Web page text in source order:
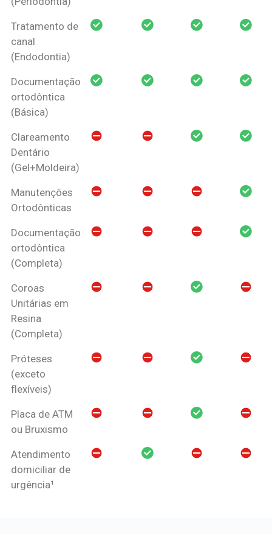
Tratamento de
canal
(Endodontia)
Documentação
ortodôntica
(Básica)
Clareamento
Dentário
(Gel+Moldeira)
Manutenções
Ortodônticas
Documentação
ortodôntica
(Completa)
Coroas
Unitárias em
Resina
(Completa)
Próteses
(exceto
flexíveis)
Placa de ATM
ou Bruxismo
Atendimento
domiciliar de
urgência¹